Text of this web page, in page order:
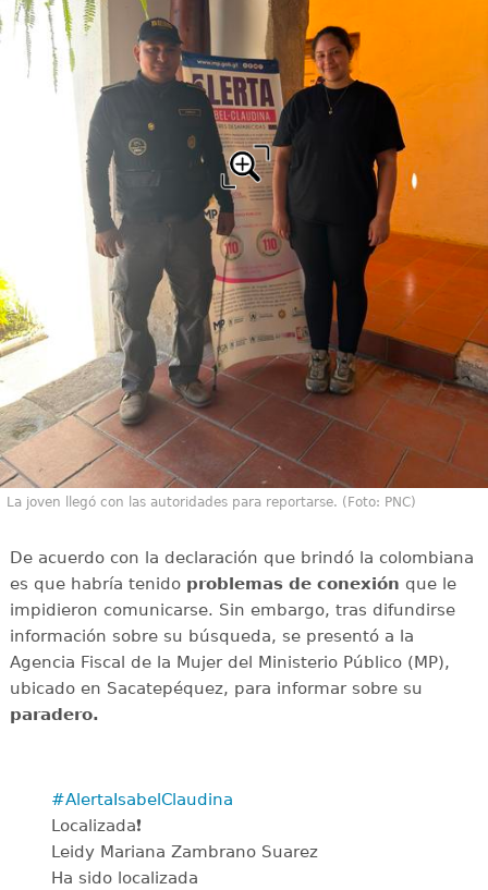
La joven llegó con las autoridades para reportarse. (Foto: PNC)
De acuerdo con la declaración que brindó la colombiana
es que habría tenido problemas de conexión que le
impidieron comunicarse. Sin embargo, tras difundirse
información sobre su búsqueda, se presentó a la
Agencia Fiscal de la Mujer del Ministerio Público (MP),
ubicado en Sacatepéquez, para informar sobre su
paradero.
#AlertaIsabelClaudina
Localizada❗
Leidy Mariana Zambrano Suarez
Ha sido localizada